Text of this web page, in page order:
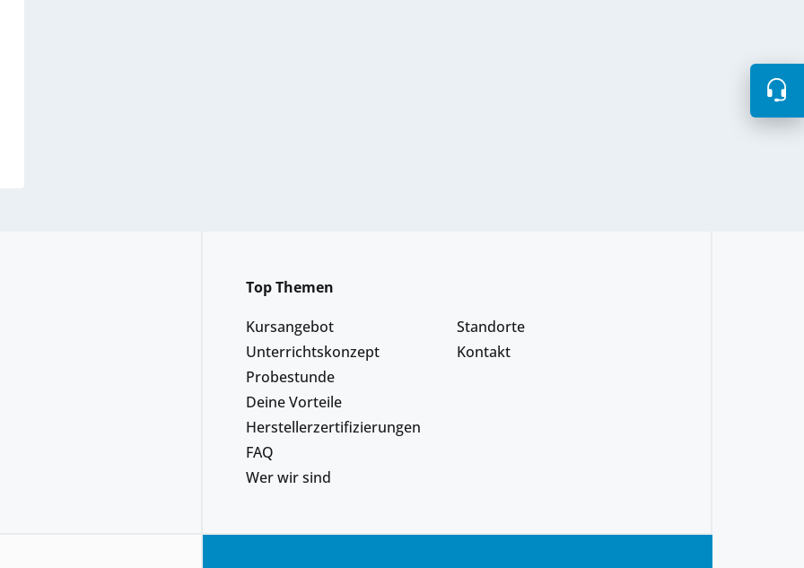
Top Themen
Kursangebot
Unterrichtskonzept
Probestunde
Deine Vorteile
Herstellerzertifizierungen
FAQ
Wer wir sind
Standorte
Kontakt